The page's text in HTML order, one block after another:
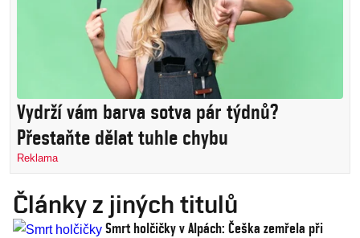
Vydrží vám barva sotva pár týdnů?
Přestaňte dělat tuhle chybu
Reklama
Články z jiných titulů
Smrt holčičky v Alpách: Češka zemřela při